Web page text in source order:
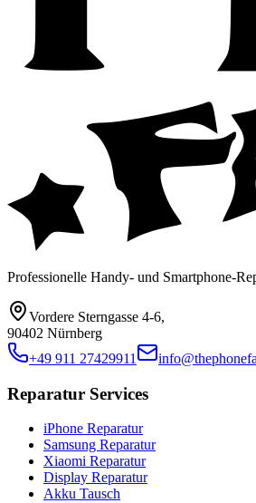
Professionelle Handy- und Smartphone-
Vordere Sterngasse 4-6,
90402 Nürnberg
+49 911 27429911
Reparatur Services
iPhone Reparatur
Samsung Reparatur
Xiaomi Reparatur
Display Reparatur
Akku Tausch